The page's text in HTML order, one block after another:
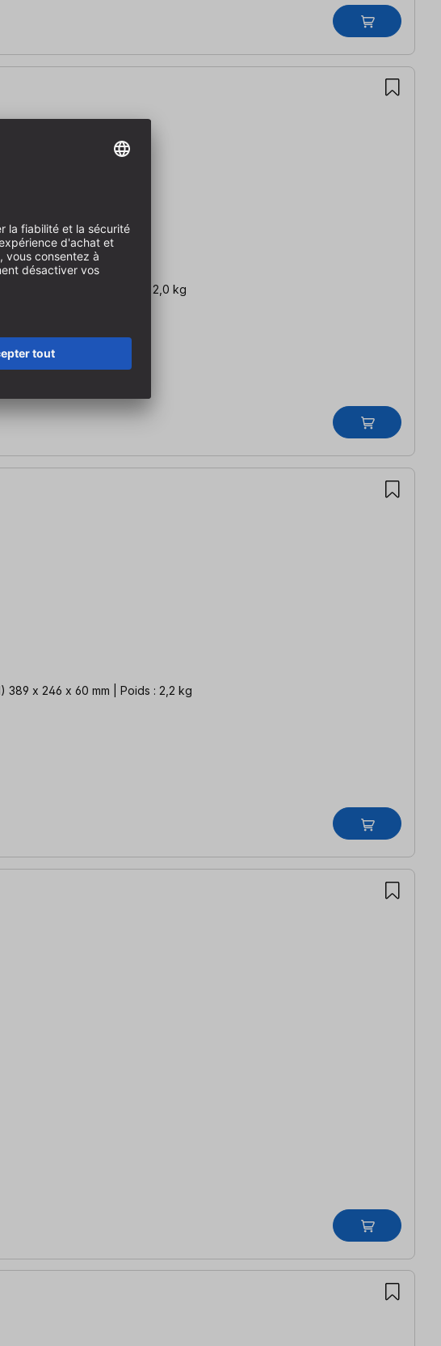
x 246 x 60 mm | Poids : 2,0 kg
389 x 246 x 60 mm | Poids : 2,2 kg